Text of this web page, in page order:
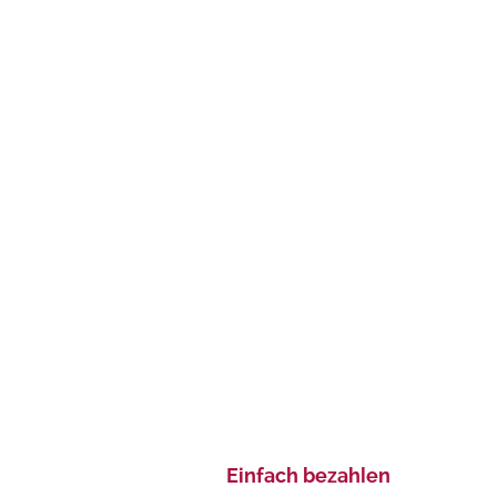
Einfach bezahlen